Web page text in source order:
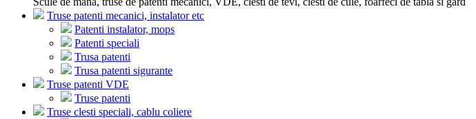
Truse patenti mecanici, instalator etc
Patenti instalator, mops
Patenti speciali
Trusa patenti
Trusa patenti sigurante
Truse patenti VDE
Truse patenti
Truse clesti speciali, cablu coliere